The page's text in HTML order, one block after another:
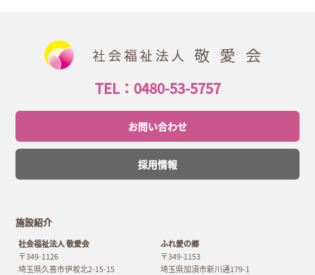
TEL：0480-53-5757
お問い合わせ
採用情報
施設紹介
社会福祉法人 敬愛会
〒349-1126
埼玉県久喜市伊坂北2-15-15
ふれ愛の郷
〒349-1153
埼玉県加須市新川通179-1